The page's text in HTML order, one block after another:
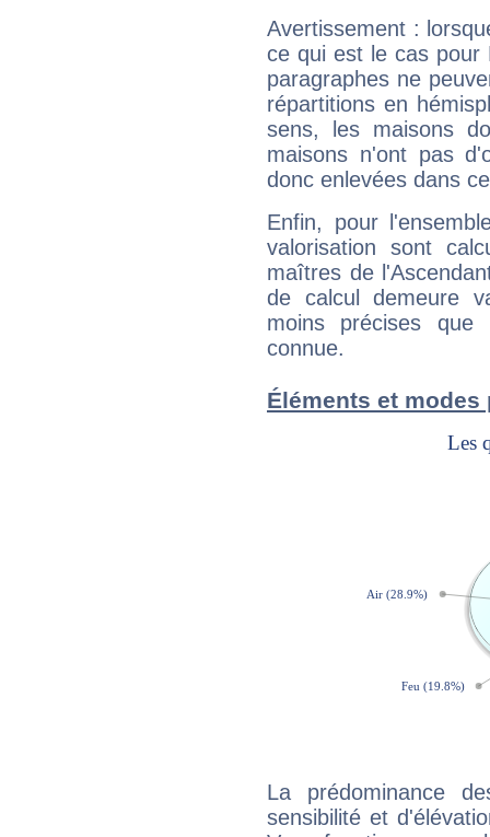
Avertissement :
ce qui est le cas pour
paragraphes ne
répartitions en
sens, les maisons
maisons n'ont pas
donc enlevées dans
Enfin, pour
valorisation sont
maîtres de
de calcul demeure
moins précises que
connue.
Éléments et modes
La prédominance
sensibilité et